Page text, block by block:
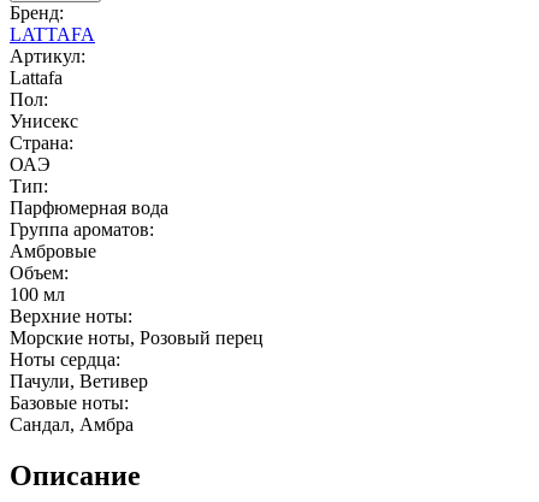
Бренд:
LATTAFA
Артикул:
Lattafa
Пол:
Унисекс
Страна:
ОАЭ
Тип:
Парфюмерная вода
Группа ароматов:
Амбровые
Объем:
100 мл
Верхние ноты:
Морские ноты, Розовый перец
Ноты сердца:
Пачули, Ветивер
Базовые ноты:
Сандал, Амбра
Описание